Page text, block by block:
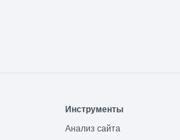
Инструменты
Анализ сайта